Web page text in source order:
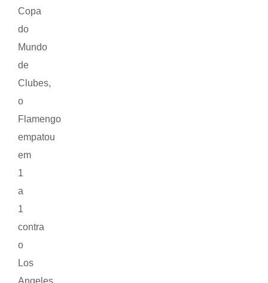
Copa
do
Mundo
de
Clubes,
o
Flamengo
empatou
em
1
a
1
contra
o
Los
Angeles